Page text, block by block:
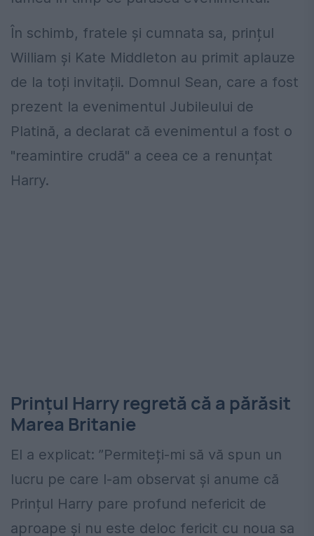
În schimb, fratele și cumnata sa, prințul
William și Kate Middleton au primit aplauze
de la toți invitații. Domnul Sean, care a fost
prezent la evenimentul Jubileului de
Platină, a declarat că evenimentul a fost o
"reamintire crudă" a ceea ce a renunțat
Harry.
Prințul Harry regretă că a părăsit
Marea Britanie
El a explicat: ”Permiteți-mi să vă spun un
lucru pe care l-am observat și anume că
Prințul Harry pare profund nefericit de
aproape și nu este deloc fericit cu noua sa